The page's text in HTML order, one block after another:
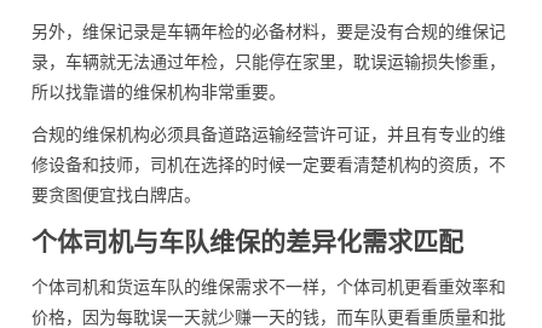
另外，维保记录是车辆年检的必备材料，要是没有合规的维保记
录，车辆就无法通过年检，只能停在家里，耽误运输损失惨重，
所以找靠谱的维保机构非常重要。
合规的维保机构必须具备道路运输经营许可证，并且有专业的维
修设备和技师，司机在选择的时候一定要看清楚机构的资质，不
要贪图便宜找白牌店。
个体司机与车队维保的差异化需求匹配
个体司机和货运车队的维保需求不一样，个体司机更看重效率和
价格，因为每耽误一天就少赚一天的钱，而车队更看重质量和批